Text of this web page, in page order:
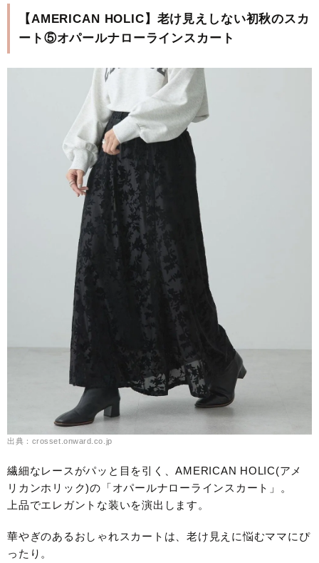
【AMERICAN HOLIC】老け見えしない初秋のスカ
ート⑤オパールナローラインスカート
出典：crosset.onward.co.jp
繊細なレースがパッと目を引く、AMERICAN HOLIC(アメ
リカンホリック)の「オパールナローラインスカート」。
上品でエレガントな装いを演出します。
華やぎのあるおしゃれスカートは、老け見えに悩むママにぴ
ったり。